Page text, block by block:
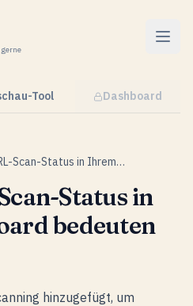
Tool Dashboard
Was die URL-Scan-Status in Ihrem Dashboard bedeuten
Status in
bedeuten
hinzugefügt, um